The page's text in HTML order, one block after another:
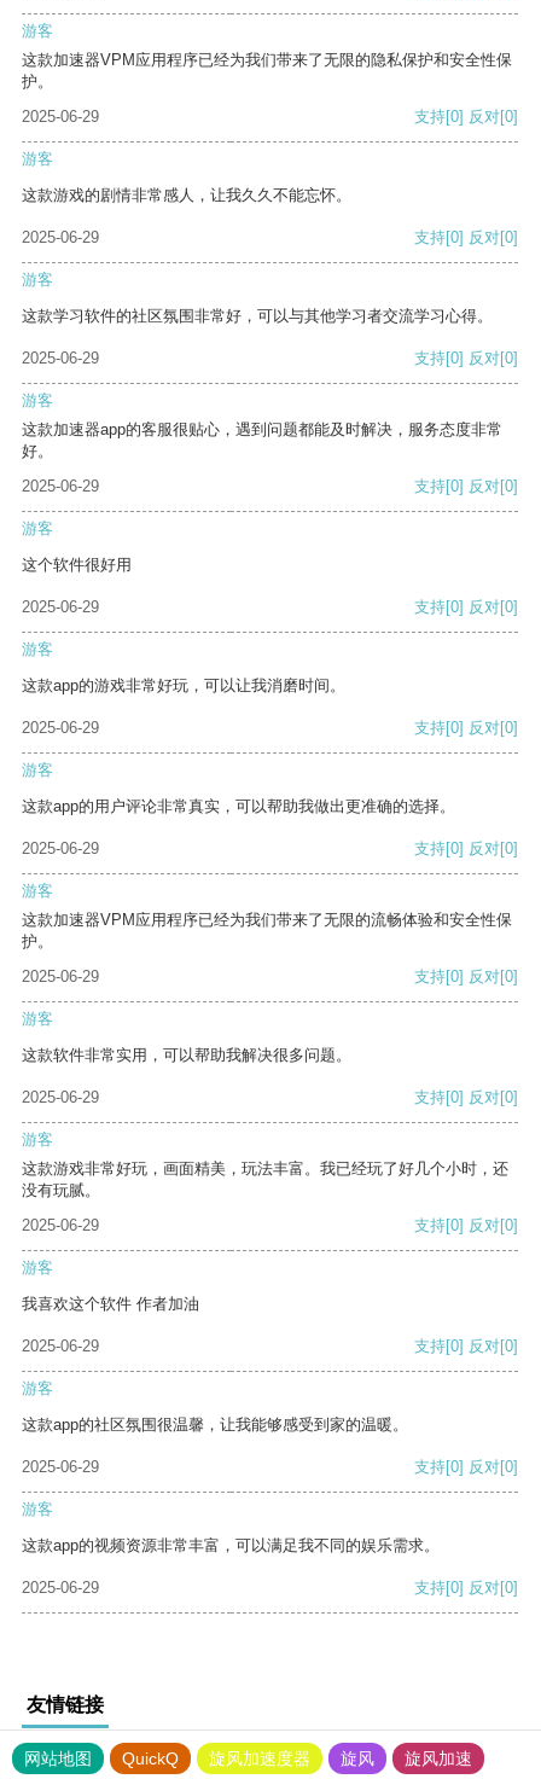
游客
这款加速器VPM应用程序已经为我们带来了无限的隐私保护和安全性保
护。
2025-06-29
支持[0] 反对[0]
游客
这款游戏的剧情非常感人，让我久久不能忘怀。
2025-06-29 支持[0] 反对[0]
游客
这款学习软件的社区氛围非常好，可以与其他学习者交流学习心得。
2025-06-29 支持[0] 反对[0]
游客
这款加速器app的客服很贴心，遇到问题都能及时解决，服务态度非常
好。
2025-06-29
支持[0] 反对[0]
游客
这个软件很好用
2025-06-29 支持[0] 反对[0]
游客
这款app的游戏非常好玩，可以让我消磨时间。
2025-06-29 支持[0] 反对[0]
游客
这款app的用户评论非常真实，可以帮助我做出更准确的选择。
2025-06-29 支持[0] 反对[0]
游客
这款加速器VPM应用程序已经为我们带来了无限的流畅体验和安全性保
护。
2025-06-29
支持[0] 反对[0]
游客
这款软件非常实用，可以帮助我解决很多问题。
2025-06-29 支持[0] 反对[0]
游客
这款游戏非常好玩，画面精美，玩法丰富。我已经玩了好几个小时，还
没有玩腻。
2025-06-29
支持[0] 反对[0]
游客
我喜欢这个软件 作者加油
2025-06-29 支持[0] 反对[0]
游客
这款app的社区氛围很温馨，让我能够感受到家的温暖。
2025-06-29 支持[0] 反对[0]
游客
这款app的视频资源非常丰富，可以满足我不同的娱乐需求。
2025-06-29 支持[0] 反对[0]
友情链接
网站地图 QuickQ 旋风加速度器 旋风 旋风加速